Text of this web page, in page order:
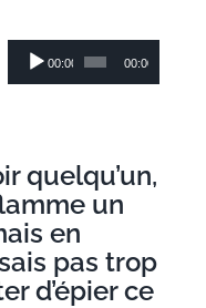
Lecteur
audio00:00 00:00
quelqu’un,
un
en
pas trop
d’épier ce